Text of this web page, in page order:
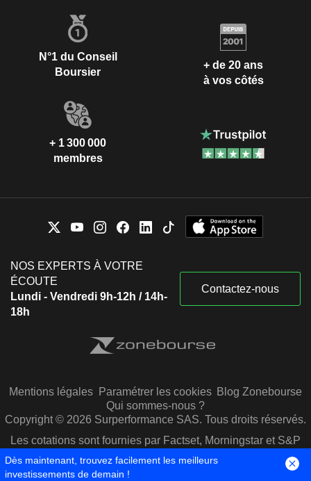
N°1 du Conseil
Boursier
+ de 20 ans
à vos côtés
+ 1 300 000
membres
NOS EXPERTS À VOTRE
ÉCOUTE
Lundi - Vendredi 9h-12h / 14h-
18h
Contactez-nous
Mentions légales Paramétrer les cookies Blog Zonebourse
Qui sommes-nous ?
Copyright © 2026 Surperformance SAS. Tous droits réservés.
Les cotations sont fournies par Factset, Morningstar et S&P
Capital IQ
Dès maintenant, trouvez facilement les meilleurs
investissements de demain !